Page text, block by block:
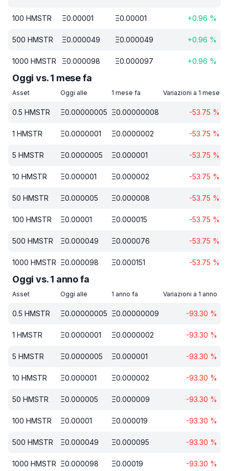
100 HMSTR Ξ0.00001 Ξ0.00001 +0.96 %
500 HMSTR Ξ0.000049 Ξ0.000049 +0.96 %
1000 HMSTR Ξ0.000098 Ξ0.000097 +0.96 %
Oggi vs. 1 mese fa
Asset Oggi alle 1 mese fa Variazioni a 1 mese
0.5 HMSTR Ξ0.00000005 Ξ0.00000008 -53.75 %
1 HMSTR Ξ0.0000001 Ξ0.0000002 -53.75 %
5 HMSTR Ξ0.0000005 Ξ0.000001 -53.75 %
10 HMSTR Ξ0.000001 Ξ0.000002 -53.75 %
50 HMSTR Ξ0.000005 Ξ0.000008 -53.75 %
100 HMSTR Ξ0.00001 Ξ0.000015 -53.75 %
500 HMSTR Ξ0.000049 Ξ0.000076 -53.75 %
1000 HMSTR Ξ0.000098 Ξ0.000151 -53.75 %
Oggi vs. 1 anno fa
Asset Oggi alle 1 anno fa Variazioni a 1 anno
0.5 HMSTR Ξ0.00000005 Ξ0.00000009 -93.30 %
1 HMSTR Ξ0.0000001 Ξ0.0000002 -93.30 %
5 HMSTR Ξ0.0000005 Ξ0.000001 -93.30 %
10 HMSTR Ξ0.000001 Ξ0.000002 -93.30 %
50 HMSTR Ξ0.000005 Ξ0.000009 -93.30 %
100 HMSTR Ξ0.00001 Ξ0.000019 -93.30 %
500 HMSTR Ξ0.000049 Ξ0.000095 -93.30 %
1000 HMSTR Ξ0.000098 Ξ0.00019 -93.30 %